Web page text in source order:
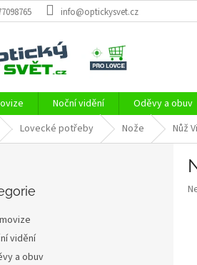
info@optickysvet.cz
Noční vidění Oděvy a obuv
Lovecké potřeby Nože Nůž
vidění
a obuv